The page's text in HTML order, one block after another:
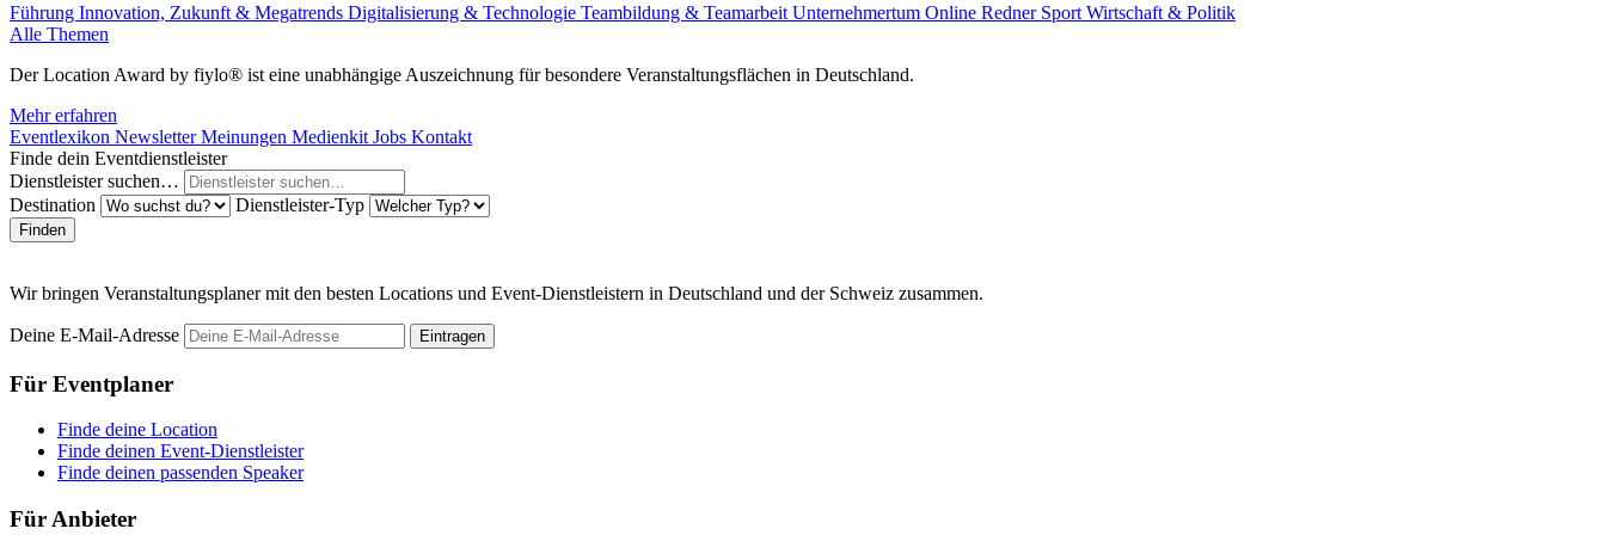
Führung Innovation, Zukunft & Megatrends Digitalisierung & Technologie Teambildung & Teamarbeit Unternehmertum Online Redner Sport Wirtschaft & Politik
Alle Themen
Der Location Award by fiylo® ist eine unabhängige Auszeichnung für besondere Veranstaltungsflächen in Deutschland.
Mehr erfahren
Eventlexikon NewsletterMeinungen Medienkit Jobs Kontakt
Finde dein Eventdienstleister
Dienstleister suchen…
Destination
Dienstleister-Typ
Finden
Wir bringen Veranstaltungsplaner mit den besten Locations und Event-Dienstleistern in Deutschland und der Schweiz zusammen.
Deine E-Mail-Adresse Eintragen
Für Eventplaner
Finde deine Location
Finde deinen Event-Dienstleister
Finde deinen passenden Speaker
Für Anbieter